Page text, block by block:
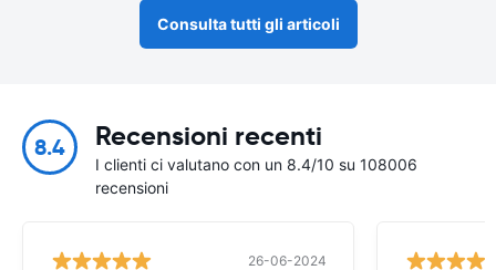
Consulta tutti gli articoli
8.4 Recensioni recenti
I clienti ci valutano con un 8.4/10 su 108006
recensioni
26-06-2024